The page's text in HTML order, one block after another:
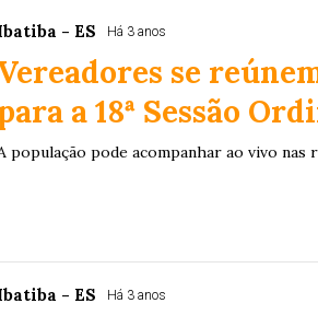
- ES Há 3 anos
se
a 18ª Sessão
população pode acompanhar ao vivo nas
- ES Há 3 anos